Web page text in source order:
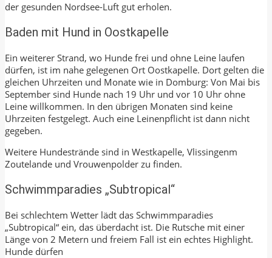
der gesunden Nordsee-Luft gut erholen.
Baden mit Hund in Oostkapelle
Ein weiterer Strand, wo Hunde frei und ohne Leine laufen
dürfen, ist im nahe gelegenen Ort Oostkapelle. Dort gelten die
gleichen Uhrzeiten und Monate wie in Domburg: Von Mai bis
September sind Hunde nach 19 Uhr und vor 10 Uhr ohne
Leine willkommen. In den übrigen Monaten sind keine
Uhrzeiten festgelegt. Auch eine Leinenpflicht ist dann nicht
gegeben.
Weitere Hundestrände sind in Westkapelle, Vlissingenm
Zoutelande und Vrouwenpolder zu finden.
Schwimmparadies „Subtropical“
Bei schlechtem Wetter lädt das Schwimmparadies
„Subtropical“ ein, das überdacht ist. Die Rutsche mit einer
Länge von 2 Metern und freiem Fall ist ein echtes Highlight.
Hunde dürfen